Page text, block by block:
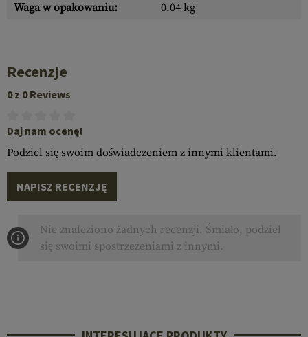
Waga w opakowaniu:
0.04 kg
Recenzje
0 z 0 Reviews
Daj nam ocenę!
Podziel się swoim doświadczeniem z innymi klientami.
NAPISZ RECENZJĘ
Nie znaleziono żadnych recenzji. Śmiało, podziel
się swoimi spostrzeżeniami z innymi.